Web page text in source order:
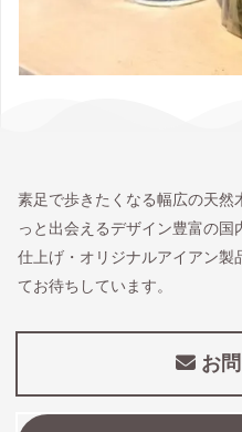
素足で歩きたくなる幅広の天然
っと出会えるデザイン豊富の
仕上げ・オリジナルアイアン
てお待ちしています。
お